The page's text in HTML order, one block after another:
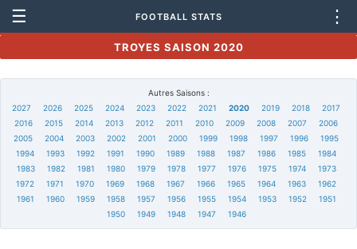
☰ FOOTBALL STATS ⋮
TROYES SAISON 2020
Autres Saisons :
2027
2026 2025 2024 2023 2022 2021 2020 2019 2018
2017
2016
2015 2014 2013 2012 2011 2010 2009 2008 2007
2006
2005
2004 2003 2002 2001 2000 1999 1998 1997 1996
1995
1994
1993 1992 1991 1990 1989 1988 1987 1986 1985
1984
1983
1982 1981 1980 1979 1978 1977 1976 1975 1974
1973
1972
1971 1970 1969 1968 1967 1966 1965 1964 1963
1962
1961
1960 1959 1958 1957 1956 1955 1954 1953 1952
1951
1950
1949 1948 1947 1946